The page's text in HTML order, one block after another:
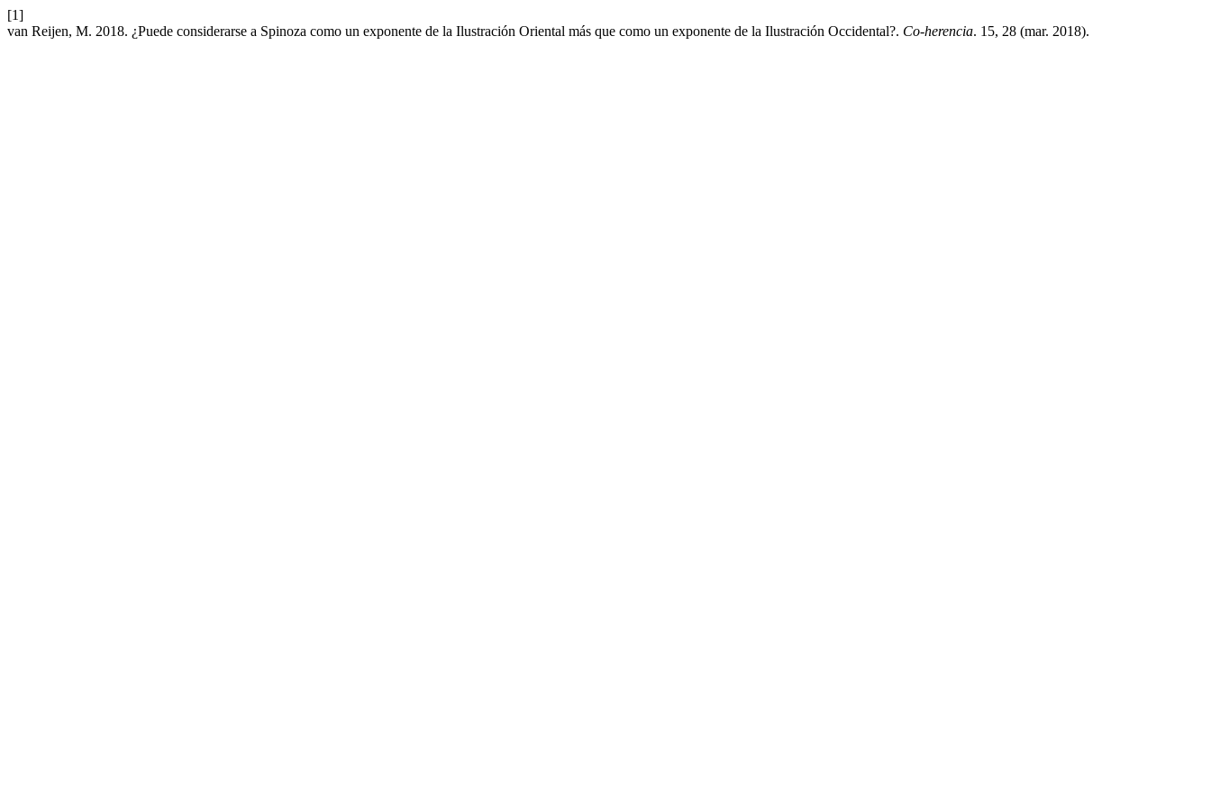
[1]
van Reijen, M. 2018. ¿Puede considerarse a Spinoza como un exponente de la Ilustración Oriental más que como un exponente de la Ilustración Occidental?. Co-herencia. 15, 28 (mar. 2018).